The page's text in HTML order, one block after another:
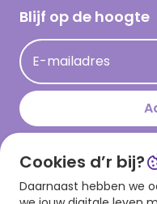
Hallmark Kaartclub
Acties
Persberichten
Op kamp gedichten en
Leuke en grappige op
kamppost inspiratie
Blijf op de hoogte
E-mailadres
Download onze
Cookies d’r bij?
Daarnaast hebben we